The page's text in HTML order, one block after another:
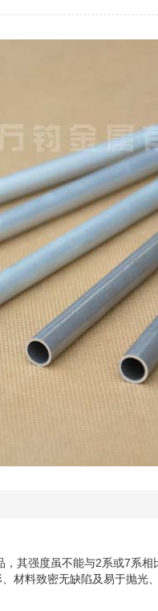
其强度虽不能与2系或7系
材料致密无缺陷及易于抛光